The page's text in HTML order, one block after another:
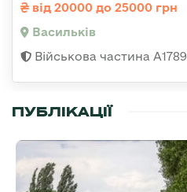
від 20000 до 25000 грн
Васильків
Військова частина А1789
ПУБЛІКАЦІЇ